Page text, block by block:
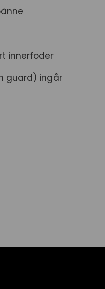
innerfoder
guard) ingår